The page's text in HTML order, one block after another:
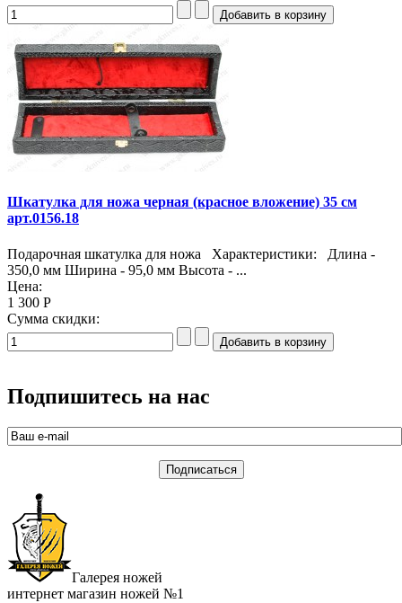
Шкатулка для ножа черная (красное вложение) 35 см
арт.0156.18
Подарочная шкатулка для ножа Характеристики: Длина -
350,0 мм Ширина - 95,0 мм Высота - ...
Цена:
1 300 Р
Сумма скидки:
Подпишитесь на нас
Галерея ножей
интернет магазин ножей №1